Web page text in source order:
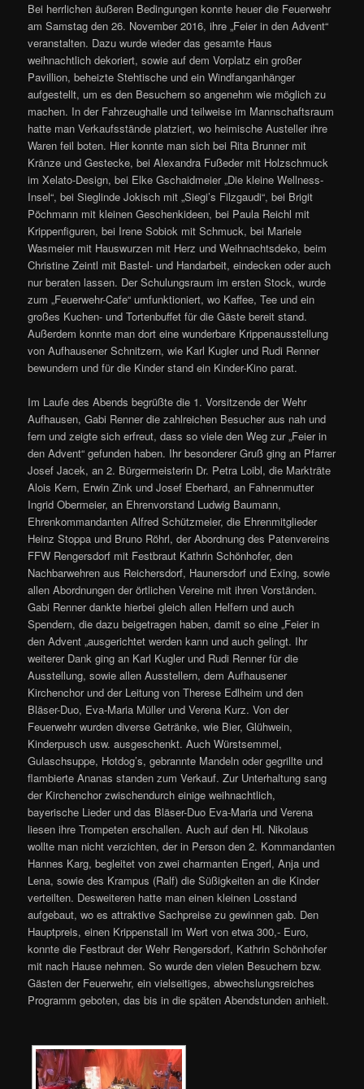
Bei herrlichen äußeren Bedingungen konnte heuer die Feuerwehr
am Samstag den 26. November 2016, ihre „Feier in den Advent“
veranstalten. Dazu wurde wieder das gesamte Haus
weihnachtlich dekoriert, sowie auf dem Vorplatz ein großer
Pavillion, beheizte Stehtische und ein Windfanganhänger
aufgestellt, um es den Besuchern so angenehm wie möglich zu
machen. In der Fahrzeughalle und teilweise im Mannschaftsraum
hatte man Verkaufsstände platziert, wo heimische Austeller ihre
Waren feil boten. Hier konnte man sich bei Rita Brunner mit
Kränze und Gestecke, bei Alexandra Fußeder mit Holzschmuck
im Xelato-Design, bei Elke Gschaidmeier „Die kleine Wellness-
Insel“, bei Sieglinde Jokisch mit „Siegi’s Filzgaudi“, bei Brigit
Pöchmann mit kleinen Geschenkideen, bei Paula Reichl mit
Krippenfiguren, bei Irene Sobiok mit Schmuck, bei Mariele
Wasmeier mit Hauswurzen mit Herz und Weihnachtsdeko, beim
Christine Zeintl mit Bastel- und Handarbeit, eindecken oder auch
nur beraten lassen. Der Schulungsraum im ersten Stock, wurde
zum „Feuerwehr-Cafe“ umfunktioniert, wo Kaffee, Tee und ein
großes Kuchen- und Tortenbuffet für die Gäste bereit stand.
Außerdem konnte man dort eine wunderbare Krippenausstellung
von Aufhausener Schnitzern, wie Karl Kugler und Rudi Renner
bewundern und für die Kinder stand ein Kinder-Kino parat.
Im Laufe des Abends begrüßte die 1. Vorsitzende der Wehr
Aufhausen, Gabi Renner die zahlreichen Besucher aus nah und
fern und zeigte sich erfreut, dass so viele den Weg zur „Feier in
den Advent“ gefunden haben. Ihr besonderer Gruß ging an Pfarrer
Josef Jacek, an 2. Bürgermeisterin Dr. Petra Loibl, die Markträte
Alois Kern, Erwin Zink und Josef Eberhard, an Fahnenmutter
Ingrid Obermeier, an Ehrenvorstand Ludwig Baumann,
Ehrenkommandanten Alfred Schützmeier, die Ehrenmitglieder
Heinz Stoppa und Bruno Röhrl, der Abordnung des Patenvereins
FFW Rengersdorf mit Festbraut Kathrin Schönhofer, den
Nachbarwehren aus Reichersdorf, Haunersdorf und Exing, sowie
allen Abordnungen der örtlichen Vereine mit ihren Vorständen.
Gabi Renner dankte hierbei gleich allen Helfern und auch
Spendern, die dazu beigetragen haben, damit so eine „Feier in
den Advent „ausgerichtet werden kann und auch gelingt. Ihr
weiterer Dank ging an Karl Kugler und Rudi Renner für die
Ausstellung, sowie allen Ausstellern, dem Aufhausener
Kirchenchor und der Leitung von Therese Edlheim und den
Bläser-Duo, Eva-Maria Müller und Verena Kurz. Von der
Feuerwehr wurden diverse Getränke, wie Bier, Glühwein,
Kinderpusch usw. ausgeschenkt. Auch Würstsemmel,
Gulaschsuppe, Hotdog’s, gebrannte Mandeln oder gegrillte und
flambierte Ananas standen zum Verkauf. Zur Unterhaltung sang
der Kirchenchor zwischendurch einige weihnachtlich,
bayerische Lieder und das Bläser-Duo Eva-Maria und Verena
liesen ihre Trompeten erschallen. Auch auf den Hl. Nikolaus
wollte man nicht verzichten, der in Person den 2. Kommandanten
Hannes Karg, begleitet von zwei charmanten Engerl, Anja und
Lena, sowie des Krampus (Ralf) die Süßigkeiten an die Kinder
verteilten. Desweiteren hatte man einen kleinen Losstand
aufgebaut, wo es attraktive Sachpreise zu gewinnen gab. Den
Hauptpreis, einen Krippenstall im Wert von etwa 300,- Euro,
konnte die Festbraut der Wehr Rengersdorf, Kathrin Schönhofer
mit nach Hause nehmen. So wurde den vielen Besuchern bzw.
Gästen der Feuerwehr, ein vielseitiges, abwechslungsreiches
Programm geboten, das bis in die späten Abendstunden anhielt.